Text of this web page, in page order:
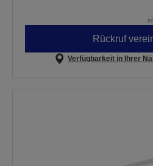
Rückruf
Verfügbarkeit in Ihrer